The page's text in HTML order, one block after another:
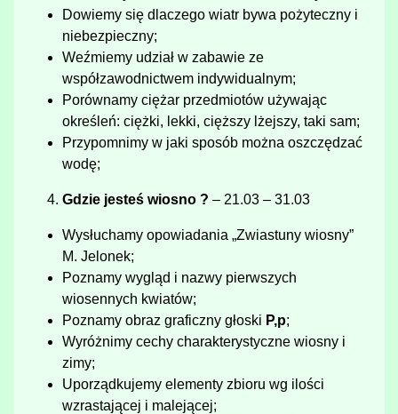
Dowiemy się dlaczego wiatr bywa pożyteczny i
niebezpieczny;
Weźmiemy udział w zabawie ze
współzawodnictwem indywidualnym;
Porównamy ciężar przedmiotów używając
określeń: ciężki, lekki, cięższy lżejszy, taki sam;
Przypomnimy w jaki sposób można oszczędzać
wodę;
Gdzie jesteś wiosno ? – 21.03 – 31.03
Wysłuchamy opowiadania „Zwiastuny wiosny”
M. Jelonek;
Poznamy wygląd i nazwy pierwszych
wiosennych kwiatów;
Poznamy obraz graficzny głoski P,p;
Wyróżnimy cechy charakterystyczne wiosny i
zimy;
Uporządkujemy elementy zbioru wg ilości
wzrastającej i malejącej;